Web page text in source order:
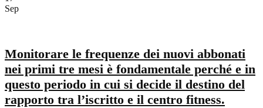
Sep
Monitorare le frequenze dei nuovi abbonati
nei primi tre mesi è fondamentale perché e in
questo periodo in cui si decide il destino del
rapporto tra l’iscritto e il centro fitness.